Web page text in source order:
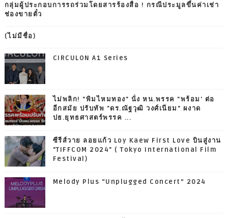
กลุ่มผู้ประกอบการรถร่วมโดยสารร้องสื่อ ! กรณีประมูลขึ้นค่าเช่า
ช่องขายตั๋ว
(ไม่มีชื่อ)
CIRCULON A1 Series
ไม่พลิก! "พิมไหมทอง" นั่ง หน.พรรค "พร้อม' ต่อ
อีกสมัย ปรับทัพ "ดร.ณัฐวุฒิ วงศ์เนียม" ผงาด
ปธ.ยุทธศาสตร์พรรค ...
ซีรีส์วาย ลอยแก้ว Loy Kaew First Love บินสู่งาน
"TIFFCOM 2024" ( Tokyo International Film
Festival)
Melody Plus “Unplugged Concert” 2024